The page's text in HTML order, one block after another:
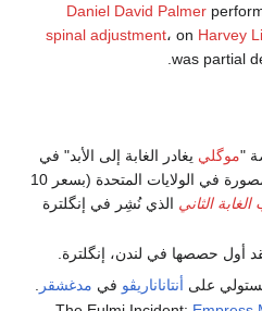
Daniel David Palmer
spinal adjustment، on Harvey
was partial
"موگلي يغادر الغابة إلى الأبد" في
المصورة في الولايات المتحدة (بسعر 10
الغابة الثاني الذي نُشِر في إنگلترة
أول حصصها في لندن، إنگلترة.
على أنتاناناريڤو في مدغشقر